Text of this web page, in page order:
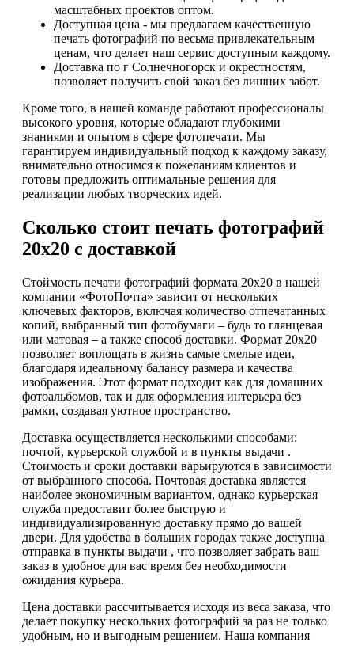
масштабных проектов оптом.
Доступная цена - мы предлагаем качественную
печать фотографий по весьма привлекательным
ценам, что делает наш сервис доступным каждому.
Доставка по г Солнечногорск и окрестностям,
позволяет получить свой заказ без лишних забот.
Кроме того, в нашей команде работают профессионалы
высокого уровня, которые обладают глубокими
знаниями и опытом в сфере фотопечати. Мы
гарантируем индивидуальный подход к каждому заказу,
внимательно относимся к пожеланиям клиентов и
готовы предложить оптимальные решения для
реализации любых творческих идей.
Сколько стоит печать фотографий
20х20 с доставкой
Стоймость печати фотографий формата 20х20 в нашей
компании «ФотоПочта» зависит от нескольких
ключевых факторов, включая количество отпечатанных
копий, выбранный тип фотобумаги – будь то глянцевая
или матовая – а также способ доставки. Формат 20х20
позволяет воплощать в жизнь самые смелые идеи,
благодаря идеальному балансу размера и качества
изображения. Этот формат подходит как для домашних
фотоальбомов, так и для оформления интерьера без
рамки, создавая уютное пространство.
Доставка осуществляется несколькими способами:
почтой, курьерской службой и в пункты выдачи .
Стоимость и сроки доставки варьируются в зависимости
от выбранного способа. Почтовая доставка является
наиболее экономичным вариантом, однако курьерская
служба предоставит более быструю и
индивидуализированную доставку прямо до вашей
двери. Для удобства в больших городах также доступна
отправка в пункты выдачи , что позволяет забрать ваш
заказ в удобное для вас время без необходимости
ожидания курьера.
Цена доставки рассчитывается исходя из веса заказа, что
делает покупку нескольких фотографий за раз не только
удобным, но и выгодным решением. Наша компания